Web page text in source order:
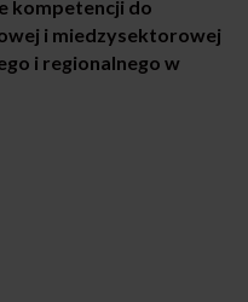
kompetencji do
i miedzysektorowej
i regionalnego w